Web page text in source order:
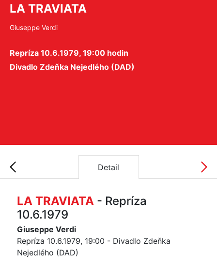
LA TRAVIATA
Giuseppe Verdi
Repríza 10.6.1979, 19:00 hodin
Divadlo Zdeňka Nejedlého (DAD)
Detail
LA TRAVIATA - Repríza
10.6.1979
Giuseppe Verdi
Repríza 10.6.1979, 19:00 - Divadlo Zdeňka
Nejedlého (DAD)